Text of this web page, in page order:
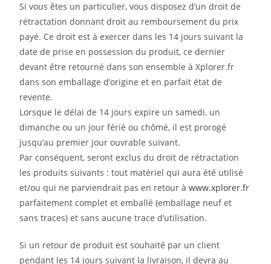
Si vous êtes un particulier, vous disposez d’un droit de
rétractation donnant droit au remboursement du prix
payé. Ce droit est à exercer dans les 14 jours suivant la
date de prise en possession du produit, ce dernier
devant être retourné dans son ensemble à Xplorer.fr
dans son emballage d’origine et en parfait état de
revente.
Lorsque le délai de 14 jours expire un samedi, un
dimanche ou un jour férié ou chômé, il est prorogé
jusqu’au premier jour ouvrable suivant.
Par conséquent, seront exclus du droit de rétractation
les produits suivants : tout matériel qui aura été utilisé
et/ou qui ne parviendrait pas en retour àwww.xplorer.fr
parfaitement complet et emballé (emballage neuf et
sans traces) et sans aucune trace d’utilisation.
Si un retour de produit est souhaité par un client
pendant les 14 jours suivant la livraison, il devra au